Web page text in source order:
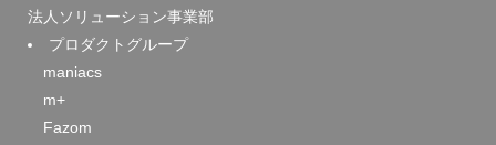
法人ソリューション事業部
プロダクトグループ
maniacs
m+
Fazom